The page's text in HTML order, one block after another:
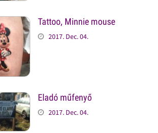
Tattoo, Minnie mouse
2017. Dec. 04.
Eladó műfenyő
2017. Dec. 04.